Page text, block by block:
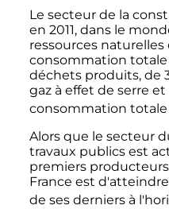
Le secteur de la
en 2011, dans le
ressources naturelles
consommation totale
déchets produits, de
gaz à effet de serre et
consommation totale
Alors que le secteur
travaux publics est
premiers
France est
de ses derniers à